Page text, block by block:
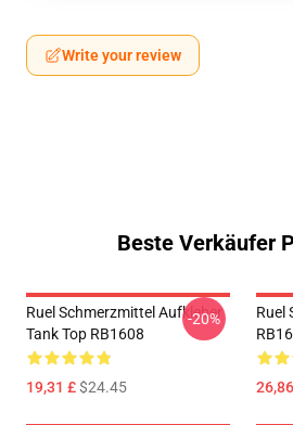
Write your review
Beste Verkäufer
Ruel Schmerzmittel Aufkleber
Tank Top RB1608
19,31 £$24.45
-20%
Ruel